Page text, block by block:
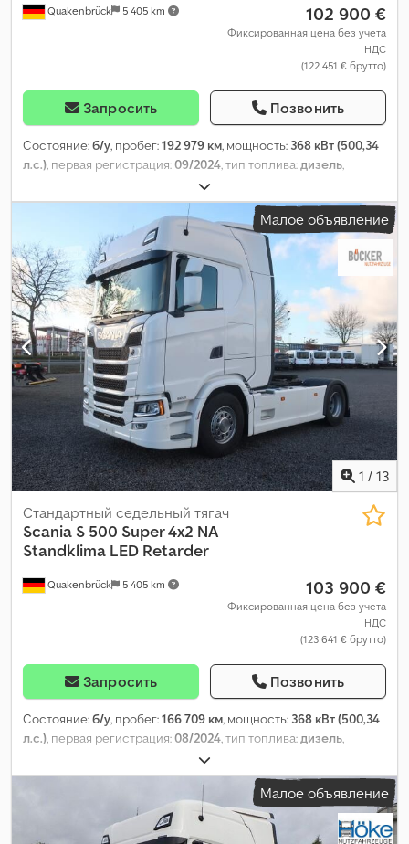
Quakenbrück 5 405 km 102 900 €
Фиксированная цена без учета
НДС
(122 451 € брутто)
Запросить Позвонить
Состояние:б/у, пробег:192 979 км, мощность: 368 кВт (500,34
л.с.), первая регистрация:09/2024, тип топлива:дизель,
, максимальная грузоподъёмность:
9 525 кг, общий вес:18 000 кг, размер шины:385/65R 22.5,
следующая проверка (TÜV):09/2026, тормоза:ретардер, цвет:
белый
, кабина водителя: спальный отсек (кабина), тип
передачи: автоматический, класс выбросов:Евро 6
подвеска:сталь-воздух , количество кроватей:
, общая длина:
25 500 мм, общая ширина: 38 860 мм , общая высота: 59 600 мм
Год выпуска:2024, размер передней шины:315/70R 22.5,
Оборудование:ABS, блокировка дифференциала,
кондиционер, круиз-контроль, навигационная система,
отопитель стояночный, спойлер,
Малое объявление
1 / 13
Quakenbrück 5 405 km
Стандартный седельный тягач
Scania S 500 Super 4x2 NA
Standklima LED Retarder
103 900 €
Фиксированная цена без учета
НДС
(123 641 € брутто)
Запросить Позвонить
Состояние:б/у, пробег:166 709 км, мощность: 368 кВт (500,34
л.с.), первая регистрация:08/2024, тип топлива:дизель,
, максимальная грузоподъёмность:
10 411 кг, общий вес:19 000 кг, размер шины:385/65R 22.5,
, следующая проверка (TÜV):08/2026,
ретардер, цвет:белый , кабина водителя:
спальный
отсек (кабина) , тип передачи:автоматический
, класс
Малое объявление